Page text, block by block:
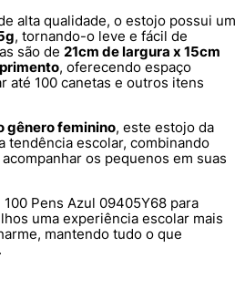
alta qualidade, o estojo possui um
, tornando-o leve e fácil de
são de 21cm de largura x 15cm
, oferecendo espaço
até 100 canetas e outros itens
gênero feminino, este estojo da
tendência escolar, combinando
os pequenos em suas
Pens Azul 09405Y68 para
uma experiência escolar mais
mantendo tudo o que